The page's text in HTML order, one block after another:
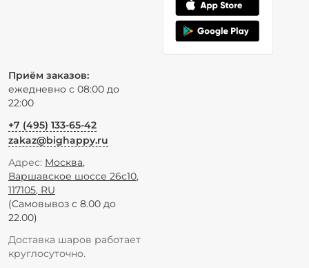
Приём заказов:
ежедневно с 08:00 до
22:00
+7 (495) 133-65-42
zakaz@bighappy.ru
Адрес: Москва,
Варшавское шоссе 26с10,
117105, RU
(Самовывоз с 8.00 до
22.00)
Доставка шаров работает
круглосуточно.